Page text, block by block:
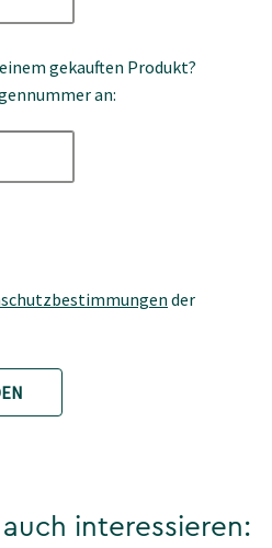
gekauften Produkt?
an:
der
interessieren: